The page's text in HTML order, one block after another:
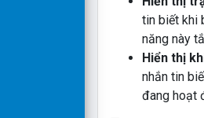
tin biết khi
năng này
Hiển thị
nhắn tin
đang hoạt